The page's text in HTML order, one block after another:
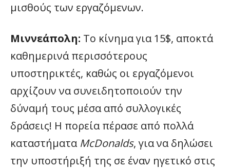
μισθούς των εργαζόμενων.
Μιννεάπολη: Το κίνημα για 15$, αποκτά
καθημερινά περισσότερους
υποστηρικτές, καθώς οι εργαζόμενοι
αρχίζουν να συνειδητοποιούν την
δύναμή τους μέσα από συλλογικές
δράσεις! Η πορεία πέρασε από πολλά
καταστήματα McDonalds, για να δηλώσει
την υποστήριξή της σε έναν ηγετικό στις